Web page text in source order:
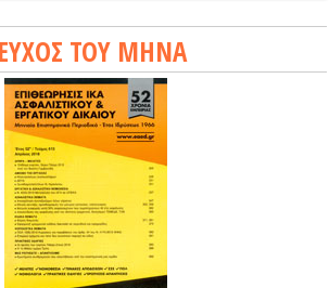
ΤΟΥ ΜΗΝΑ